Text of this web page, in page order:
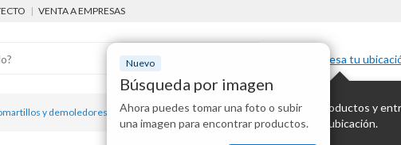
| VENTA A EMPRESAS
Nuevo
Búsqueda por imagen
Ahora puedes tomar una foto o subir
una imagen para encontrar productos.
Ingresa tu
Mostraremos los productos y
disponibles para tu ubicación.
y demoledores Rotomartillo inalámbrico 18 V 2.0 J